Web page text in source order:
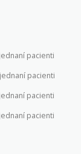
pacienti
pacienti
pacienti
pacienti